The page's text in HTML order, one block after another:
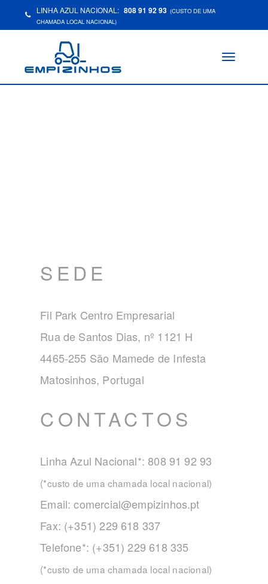
LINHA AZUL NACIONAL: 808 91 92 93 (CUSTO DE UMA
CHAMADA LOCAL NACIONAL)
Toggle
SEDE
Fil Park Centro Empresarial
Rua de Santos Dias, nº 1121 H
4465-255 São Mamede de Infesta
Matosinhos, Portugal
CONTACTOS
Linha Azul Nacional*: 808 91 92 93
(*custo de uma chamada local nacional)
Email:comercial@empizinhos.pt
Fax: (+351) 229 618 337
Telefone*: (+351) 229 618 335
(*custo de uma chamada local nacional)